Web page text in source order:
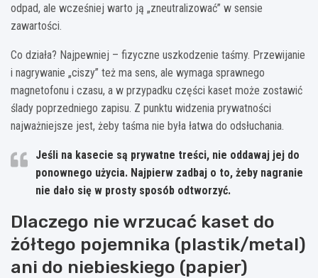
odpad, ale wcześniej warto ją „zneutralizować” w sensie
zawartości.
Co działa? Najpewniej – fizyczne uszkodzenie taśmy. Przewijanie
i nagrywanie „ciszy” też ma sens, ale wymaga sprawnego
magnetofonu i czasu, a w przypadku części kaset może zostawić
ślady poprzedniego zapisu. Z punktu widzenia prywatności
najważniejsze jest, żeby taśma nie była łatwa do odsłuchania.
Jeśli na kasecie są prywatne treści, nie oddawaj jej do
ponownego użycia. Najpierw zadbaj o to, żeby nagranie
nie dało się w prosty sposób odtworzyć.
Dlaczego nie wrzucać kaset do
żółtego pojemnika (plastik/metal)
ani do niebieskiego (papier)